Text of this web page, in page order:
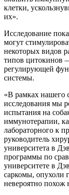
клетки,
их».
Исследование
могут
некоторых видов
типов цитокинов
регулирующей
системы.
«В рамках нашего
исследования мы
испытания на
иммунотерапии,
лабораторного к
руководитель
университета в
программы по
университете в
саркомы, опухоли
невероятно похож